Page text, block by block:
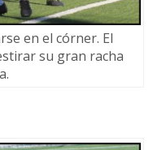
en el córner. El
su gran racha